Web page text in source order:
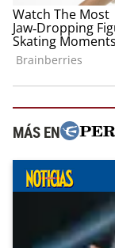
MÁS EN